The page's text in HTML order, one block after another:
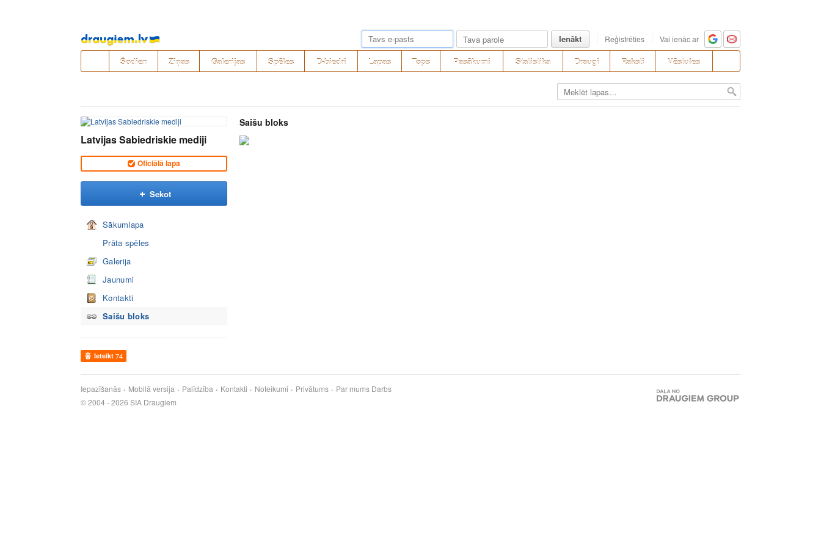
Pāriet
uz
saturu
Ienākt Reģistrēties Vai ienāc ar
Šodien Ziņas Galerijas Spēles D-biedri Lapas Tops Pasākumi Statistika Draugi Raksti Vēstules
Latvijas Sabiedriskie mediji
Oficiālā lapa
Sekot
Sākumlapa
Prāta spēles
Galerija
Jaunumi
Kontakti
Saišu bloks
Ieteikt 74
Saišu bloks
Iepazīšanās Mobilā versija Palīdzība Kontakti Noteikumi Privātums Par mums Darbs
© 2004 - 2026 SIA Draugiem